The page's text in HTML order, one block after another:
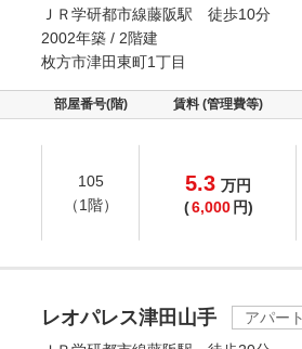
ＪＲ学研都市線藤阪駅 徒歩10分
2002年築 / 2階建
枚方市津田東町1丁目
部屋番号(階) 賃料 (管理費等)
105
（1階）
5.3 万円
(6,000 円)
レオパレス津田山手
アパー